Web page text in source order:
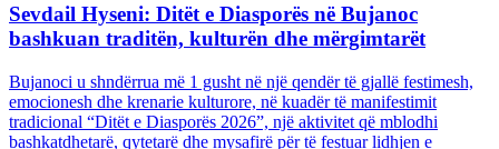
Sevdail Hyseni: Ditët e Diasporës në Bujanoc
bashkuan traditën, kulturën dhe mërgimtarët
Bujanoci u shndërrua më 1 gusht në një qendër të gjallë festimesh,
emocionesh dhe krenarie kulturore, në kuadër të manifestimit
tradicional “Ditët e Diasporës 2026”, një aktivitet që mblodhi
bashkatdhetarë, qytetarë dhe mysafirë për të festuar lidhjen e